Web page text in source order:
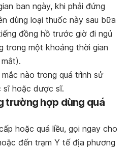
ban ngày, khi phải đứng
dùng loại thuốc này sau bữa
đồng hồ trước giờ đi ngủ
trong một khoảng thời gian
nào trong quá trình sử
sĩ hoặc dược sĩ.
trường hợp dùng quá
hoặc quá liều, gọi ngay cho
đến trạm Y tế địa phương